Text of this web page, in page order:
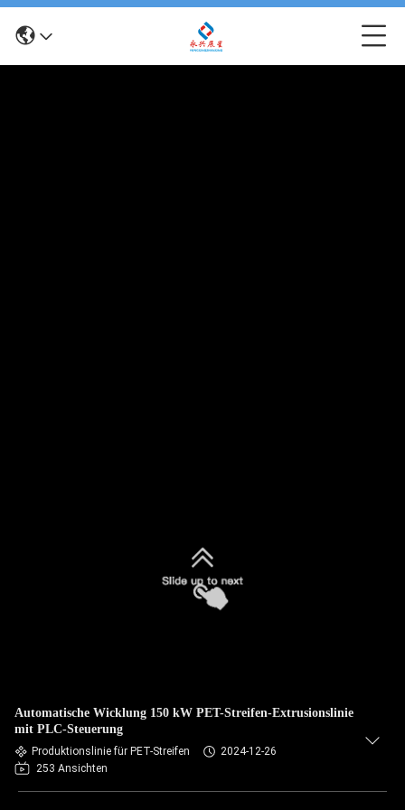
Automatische Wicklung 150 kW PET-Streifen-Extrusionslinie
mit PLC-Steuerung
Produktionslinie für PET-Streifen
2024-12-26
253 Ansichten